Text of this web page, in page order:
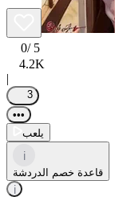
0/ 5
4.2K
|
3
•••
يلعب
i
قاعدة خصم الدردشة
i